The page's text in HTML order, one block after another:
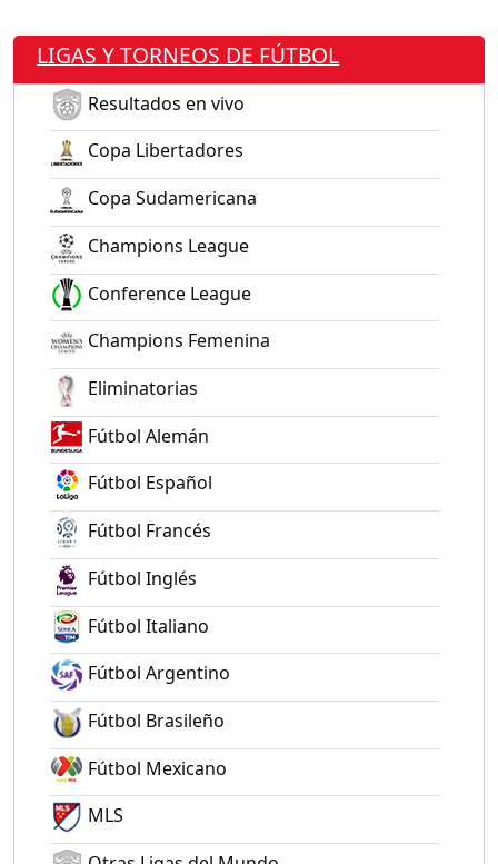
LIGAS Y TORNEOS DE FÚTBOL
Resultados en vivo
Copa Libertadores
Copa Sudamericana
Champions League
Conference League
Champions Femenina
Eliminatorias
Fútbol Alemán
Fútbol Español
Fútbol Francés
Fútbol Inglés
Fútbol Italiano
Fútbol Argentino
Fútbol Brasileño
Fútbol Mexicano
MLS